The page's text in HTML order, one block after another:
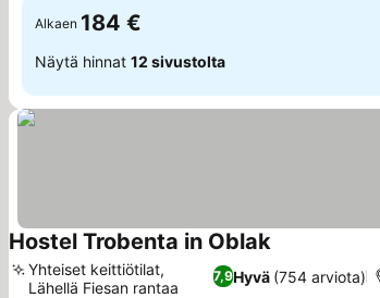
Alkaen 184 €
Näytä hinnat 12 sivustolta
Hostel Trobenta in Oblak
7,9Hyvä (754 arviota)
Yhteiset keittiötilat,
Lähellä Fiesan rantaa